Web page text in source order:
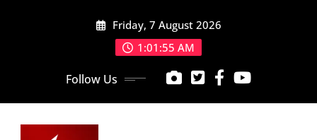
Friday, 7 August 2026
1:01:56 AM
Follow Us